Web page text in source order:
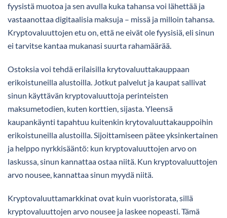
fyysistä muotoa ja sen avulla kuka tahansa voi lähettää ja
vastaanottaa digitaalisia maksuja – missä ja milloin tahansa.
Kryptovaluuttojen etu on, että ne eivät ole fyysisiä, eli sinun
ei tarvitse kantaa mukanasi suurta rahamäärää.
Ostoksia voi tehdä erilaisilla krytovaluuttakauppaan
erikoistuneilla alustoilla. Jotkut palvelut ja kaupat sallivat
sinun käyttävän kryptovaluuttoja perinteisten
maksumetodien, kuten korttien, sijasta. Yleensä
kaupankäynti tapahtuu kuitenkin krytovaluuttakauppoihin
erikoistuneilla alustoilla. Sijoittamiseen pätee yksinkertainen
ja helppo nyrkkisääntö: kun kryptovaluuttojen arvo on
laskussa, sinun kannattaa ostaa niitä. Kun kryptovaluuttojen
arvo nousee, kannattaa sinun myydä niitä.
Kryptovaluuttamarkkinat ovat kuin vuoristorata, sillä
kryptovaluuttojen arvo nousee ja laskee nopeasti. Tämä